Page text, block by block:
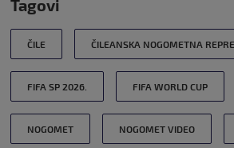
Tagovi
ČILE ČILEANSKA NOGOMETNA
FIFA SP 2026. FIFA WORLD CUP
NOGOMET NOGOMET VIDEO